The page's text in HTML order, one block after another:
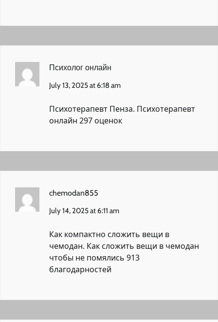
Психолог онлайн
July 13, 2025 at 6:18 am
Психотерапевт Пенза. Психотерапевт
онлайн 297 оценок
chemodan855
July 14, 2025 at 6:11 am
Как компактно сложить вещи в
чемодан. Как сложить вещи в чемодан
чтобы не помялись 913
благодарностей